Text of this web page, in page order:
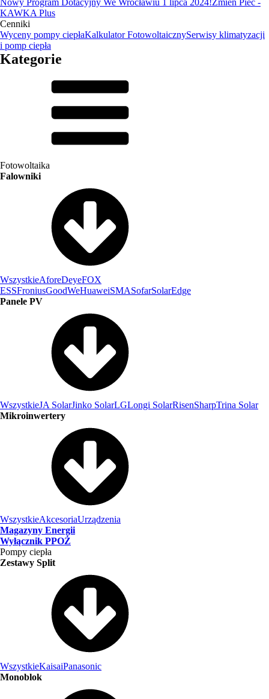
Nowy Program Dotacyjny We Wrocławiu 1 lipca 2024!Zmień Piec -
KAWKA Plus
Cenniki
Wyceny pompy ciepłaKalkulator FotowoltaicznySerwisy klimatyzacji
i pomp ciepła
Kategorie
Fotowoltaika
Falowniki
WszystkieAforeDeyeFOX
ESSFroniusGoodWeHuaweiSMASofarSolarEdge
Panele PV
WszystkieJA SolarJinko SolarLGLongi SolarRisenSharpTrina Solar
Mikroinwertery
WszystkieAkcesoriaUrządzenia
Magazyny Energii
Wyłącznik PPOŻ
Pompy ciepła
Zestawy Split
WszystkieKaisaiPanasonic
Monoblok